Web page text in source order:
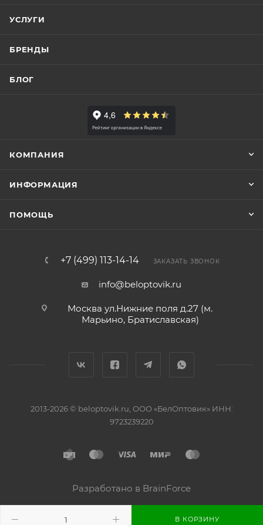
В КОРЗИНУ
УСЛУГИ
БРЕНДЫ
БЛОГ
КОМПАНИЯ
ИНФОРМАЦИЯ
ПОМОЩЬ
+7 (499) 113-14-14 ЗАКАЗАТЬ ЗВОНОК
info@beloptovik.ru
Москва ул.Нижние поля д.27 (м.
Марьино, Братиславская)
2013-2026 © beloptovik.ru, ООО «БелОптовик» ИНН:
9723239220
Разработано в BrainForce